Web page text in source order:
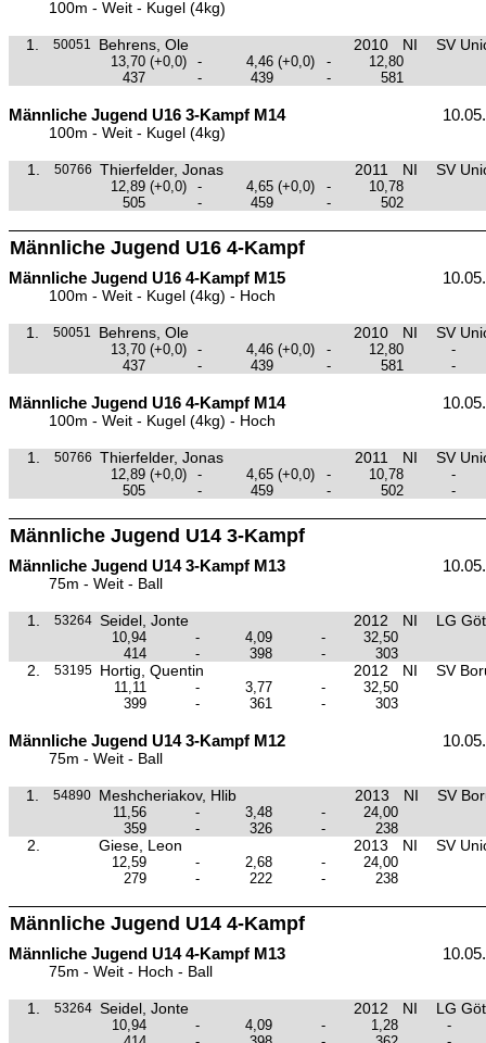
100m - Weit - Kugel (4kg)
1. 50051 Behrens, Ole 2010 NI SV
13,70 (+0,0) - 4,46 (+0,0) -
12,80
437
- 439 - 581
Männliche Jugend U16 3-Kampf M14
100m - Weit - Kugel (4kg)
1. 50766 Thierfelder, Jonas 2011 NI SV
12,89 (+0,0) - 4,65 (+0,0) -
10,78
505
- 459 - 502
Männliche Jugend U16 4-Kampf
Männliche Jugend U16 4-Kampf M15
100m - Weit - Kugel (4kg) - Hoch
1. 50051 Behrens, Ole 2010 NI SV
13,70 (+0,0) - 4,46 (+0,0) - 12,80
-
437
- 439 - 581 -
Männliche Jugend U16 4-Kampf M14
100m - Weit - Kugel (4kg) - Hoch
1. 50766 Thierfelder, Jonas 2011 NI SV
12,89 (+0,0) - 4,65 (+0,0) - 10,78
-
505
- 459 - 502 -
Männliche Jugend U14 3-Kampf
Männliche Jugend U14 3-Kampf M13
75m - Weit - Ball
1. 53264 Seidel, Jonte 2012 NI LG
10,94 - 4,09 -
32,50
414
- 398 - 303
2. 53195 Hortig, Quentin 2012 NI SV
11,11 - 3,77 -
32,50
399
- 361 - 303
Männliche Jugend U14 3-Kampf M12
75m - Weit - Ball
1. 54890 Meshcheriakov, Hlib 2013 NI SV
11,56 - 3,48 -
24,00
359
- 326 - 238
2. Giese, Leon 2013 NI SV
12,59 - 2,68 -
24,00
279
- 222 - 238
Männliche Jugend U14 4-Kampf
Männliche Jugend U14 4-Kampf M13
75m - Weit - Hoch - Ball
1. 53264 Seidel, Jonte 2012 NI LG
10,94 - 4,09 - 1,28
-